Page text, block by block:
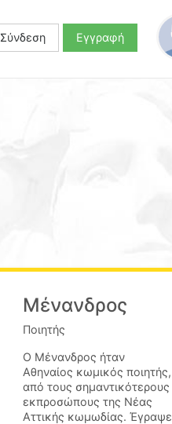
Σύνδεση Εγγραφή
Μένανδρος
Ποιητής
Ο Μένανδρος ήταν
Αθηναίος κωμικός ποιητής,
από τους σημαντικότερους
εκπροσώπους της Νέας
Αττικής κωμωδίας. Έγραψε